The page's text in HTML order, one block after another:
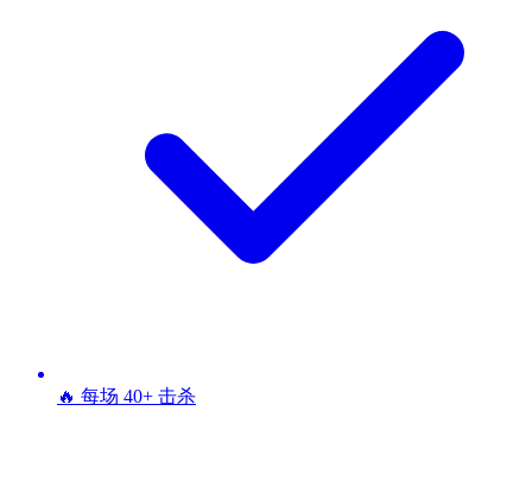
🔥 每场 40+ 击杀